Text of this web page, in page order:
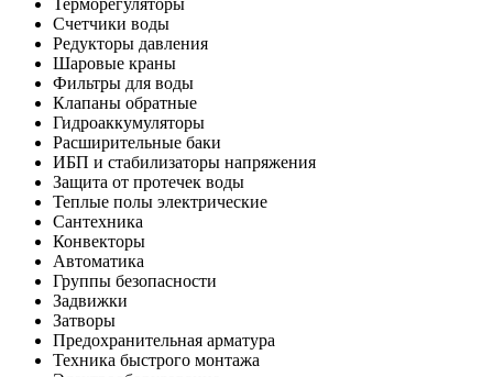
Терморегуляторы
Счетчики воды
Редукторы давления
Шаровые краны
Фильтры для воды
Клапаны обратные
Гидроаккумуляторы
Расширительные баки
ИБП и стабилизаторы напряжения
Защита от протечек воды
Теплые полы электрические
Сантехника
Конвекторы
Автоматика
Группы безопасности
Задвижки
Затворы
Предохранительная арматура
Техника быстрого монтажа